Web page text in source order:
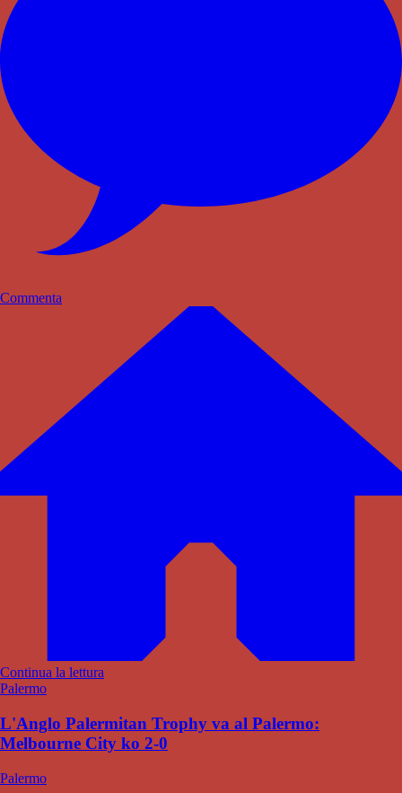
Commenta
Continua la lettura
Palermo
L'Anglo Palermitan Trophy va al Palermo:
Melbourne City ko 2-0
Palermo